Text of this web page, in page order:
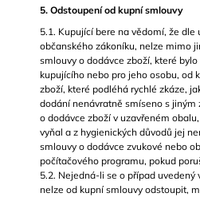
5. Odstoupení od kupní smlouvy
5.1. Kupující bere na vědomí, že dle
občanského zákoníku, nelze mimo
smlouvy o dodávce zboží, které
kupujícího nebo pro jeho osobu, od
zboží, které podléhá rychlé zkáze,
dodání nenávratně smíseno s jiným
o dodávce zboží v uzavřeném
vyňal a z hygienických důvodů jej
smlouvy o dodávce zvukové nebo
počítačového programu, pokud
5.2. Nejedná-li se o případ uvedený
nelze od kupní smlouvy odstoupit,